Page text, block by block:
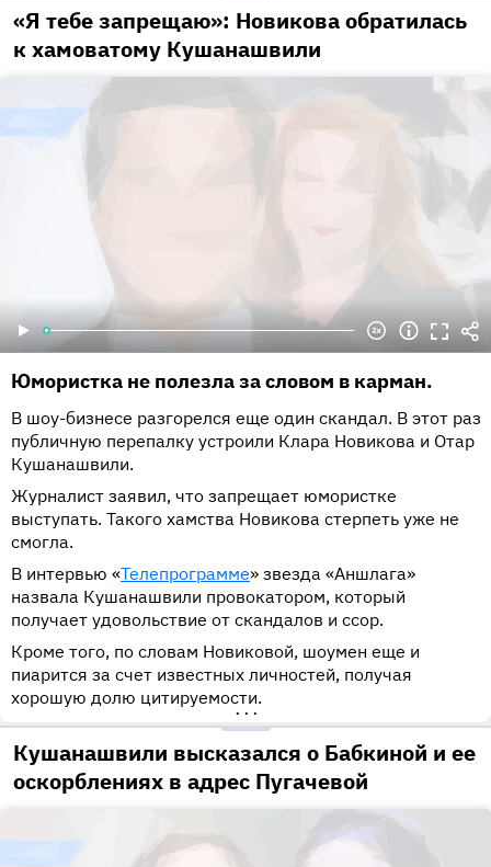
«Я тебе запрещаю»: Новикова обратилась
к хамоватому Кушанашвили
Юмористка не полезла за словом в карман.
В шоу-бизнесе разгорелся еще один скандал. В этот раз
публичную перепалку устроили Клара Новикова и Отар
Кушанашвили.
Журналист заявил, что запрещает юмористке
выступать. Такого хамства Новикова стерпеть уже не
смогла.
В интервью «Телепрограмме» звезда «Аншлага»
назвала Кушанашвили провокатором, который
получает удовольствие от скандалов и ссор.
Кроме того, по словам Новиковой, шоумен еще и
пиарится за счет известных личностей, получая
хорошую долю цитируемости.
•••
Кушанашвили высказался о Бабкиной и ее
оскорблениях в адрес Пугачевой